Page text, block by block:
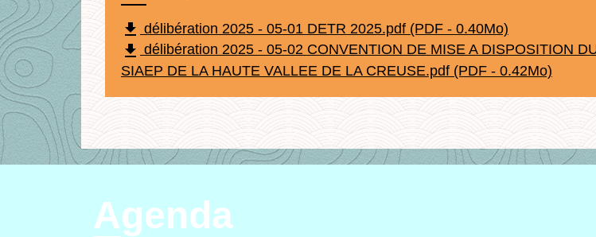
file_download délibération 2025 - 05-01 DETR 2025.pdf (PDF - 0.40Mo)
file_download délibération 2025 - 05-02 CONVENTION DE MISE A DISPOSITION
SIAEP DE LA HAUTE VALLEE DE LA CREUSE.pdf (PDF - 0.42Mo)
Agenda